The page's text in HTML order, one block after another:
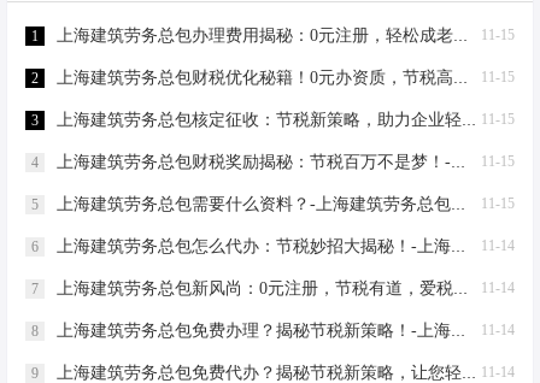
11-15
1 上海建筑劳务总包办理费用揭秘：0元注册，轻松成老板！-上海建筑劳务总包办理费用
11-15
2 上海建筑劳务总包财税优化秘籍！0元办资质，节税高达80%-上海建筑劳务总包财税优化
11-15
3 上海建筑劳务总包核定征收：节税新策略，助力企业轻装上阵！-上海建筑劳务总包核定征收
11-15
4 上海建筑劳务总包财税奖励揭秘：节税百万不是梦！-上海建筑劳务总包财税奖励
11-15
5 上海建筑劳务总包需要什么资料？-上海建筑劳务总包需要什么资料
11-14
6 上海建筑劳务总包怎么代办：节税妙招大揭秘！-上海建筑劳务总包怎么代办
11-14
7 上海建筑劳务总包新风尚：0元注册，节税有道，爱税宝助力企业轻装上阵！-上海建筑劳务总包需要到场吗？
11-14
8 上海建筑劳务总包免费办理？揭秘节税新策略！-上海建筑劳务总包免费办理吗？
11-14
9 上海建筑劳务总包免费代办？揭秘节税新策略，让您轻松成老板！-上海建筑劳务总包免费代办吗？